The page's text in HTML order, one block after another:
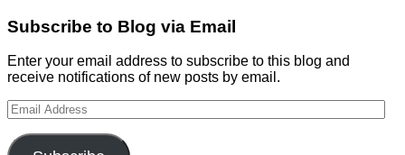
Subscribe to Blog via Email
Enter your email address to subscribe to this blog and
receive notifications of new posts by email.
Email
Address